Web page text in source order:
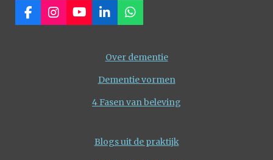
F
a
I
n
Y
o
L
i
k
e
d
I
n
W
h
t
s
A
p
p
Over dementie
Dementie vormen
4 Fasen van beleving
Blogs uit de praktijk